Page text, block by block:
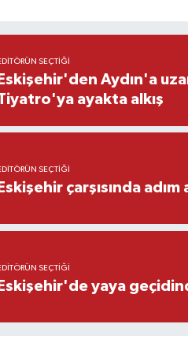
SEÇTIĞI
Eskişehir'den Aydın'a
ayakta alkış
SEÇTIĞI
Eskişehir çarşısında
SEÇTIĞI
Eskişehir'de yaya